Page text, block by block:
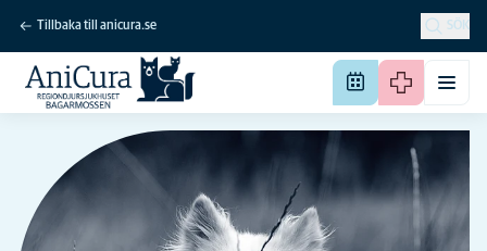
Tillbaka till anicura.se SÖK